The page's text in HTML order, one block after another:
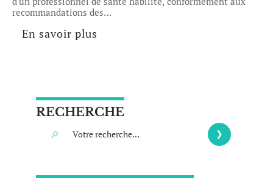
recommandations des…
En savoir plus
RECHERCHE